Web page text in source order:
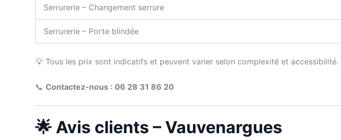
Serrurerie – Changement serrure
Serrurerie – Porte blindée
💡 Tous les prix sont indicatifs et peuvent varier selon complexité et accessibilité.
📞 Contactez-nous : 06 28 31 86 20
🌟 Avis clients – Vauvenargues